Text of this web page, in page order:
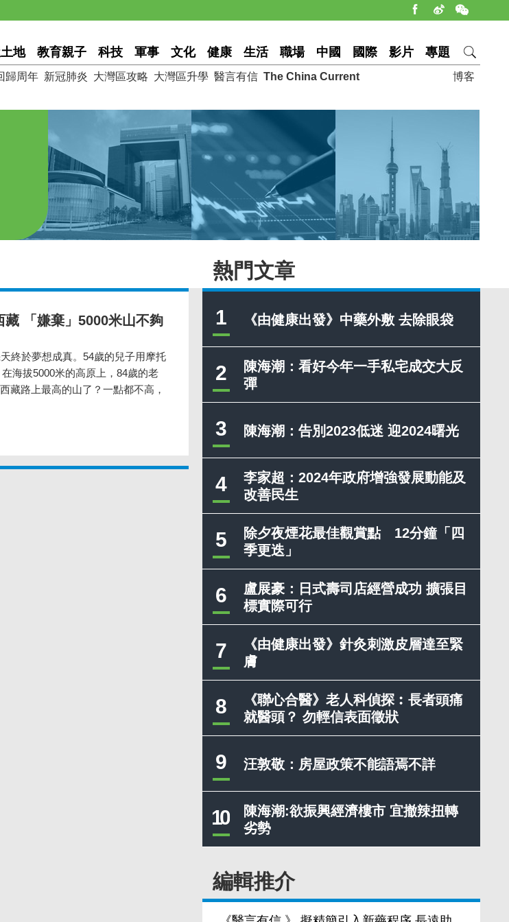
地 教育親子 科技 軍事 文化 健康 生活 職場 中國 國際 影片 專題
博客
歸周年 新冠肺炎 大灣區攻略 大灣區升學 醫言有信 The China Current
熱門文章
1 《由健康出發》中藥外敷 去除眼袋
2
陳海潮：看好今年一手私宅成交大反
彈
3 陳海潮：告別2023低迷 迎2024曙光
4
李家超：2024年政府增強發展動能及
改善民生
5
除夕夜煙花最佳觀賞點 12分鐘「四
季更迭」
6
盧展豪：日式壽司店經營成功 擴張目
標實際可行
7
《由健康出發》針灸刺激皮層達至緊
膚
8
《聯心合醫》老人科偵探︰長者頭痛
就醫頭？ 勿輕信表面徵狀
9 汪敦敬：房屋政策不能語焉不詳
10
陳海潮:欲振興經濟樓市 宜撤辣扭轉
劣勢
編輯推介
「嫌棄」5000米山不夠
終於夢想成真。54歲的兒子用摩托
海拔5000米的高原上，84歲的老
藏路上最高的山了？一點都不高，